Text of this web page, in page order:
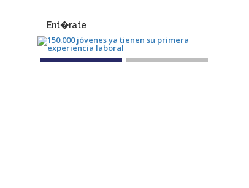
Ent�rate